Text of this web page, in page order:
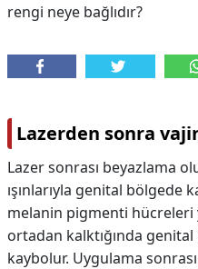
rengi neye bağlıdır?
Lazerden sonra
Lazer sonrası beyazlama
ışınlarıyla genital bölgede
melanin pigmenti
ortadan kalktığında
kaybolur. Uygulama